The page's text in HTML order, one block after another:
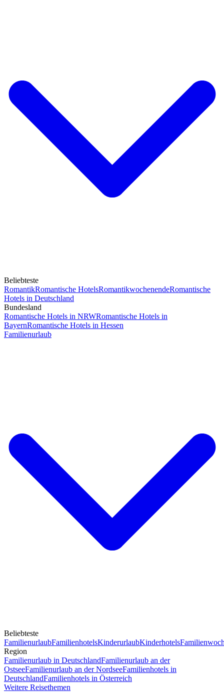
Beliebteste
RomantikRomantische HotelsRomantikwochenendeRomantische
Hotels in Deutschland
Bundesland
Romantische Hotels in NRWRomantische Hotels in
BayernRomantische Hotels in Hessen
Familienurlaub
Beliebteste
FamilienurlaubFamilienhotelsKinderurlaubKinderhotels
Region
Familienurlaub in DeutschlandFamilienurlaub an der
OstseeFamilienurlaub an der NordseeFamilienhotels in
DeutschlandFamilienhotels in Österreich
Weitere Reisethemen